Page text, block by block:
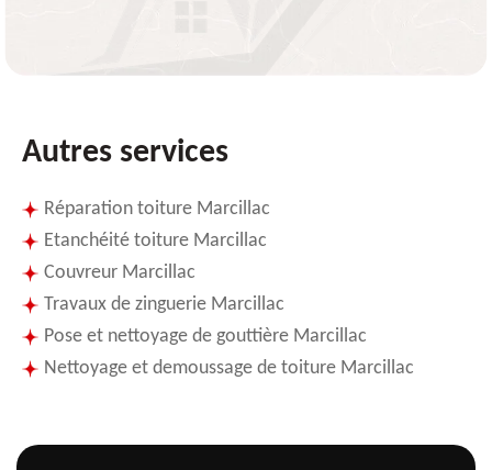
Autres services
Réparation toiture Marcillac
Etanchéité toiture Marcillac
Couvreur Marcillac
Travaux de zinguerie Marcillac
Pose et nettoyage de gouttière Marcillac
Nettoyage et demoussage de toiture Marcillac